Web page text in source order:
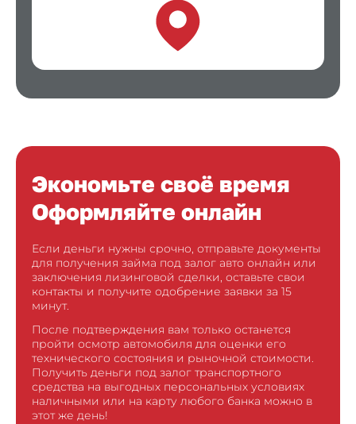
Экономьте своё время
Оформляйте онлайн
Если деньги нужны срочно, отправьте документы
для получения займа под залог авто онлайн или
заключения лизинговой сделки, оставьте свои
контакты и получите одобрение заявки за 15
минут.
После подтверждения вам только останется
пройти осмотр автомобиля для оценки его
технического состояния и рыночной стоимости.
Получить деньги под залог транспортного
средства на выгодных персональных условиях
наличными или на карту любого банка можно в
этот же день!